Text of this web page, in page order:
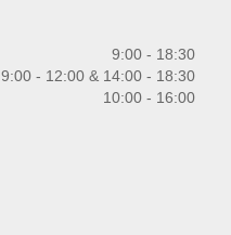
9:00 - 18:30
9:00 - 12:00 & 14:00 - 18:30
10:00 - 16:00